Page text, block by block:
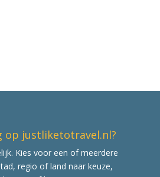
op justliketotravel.nl?
Kies voor een of meerdere
regio of land naar keuze,